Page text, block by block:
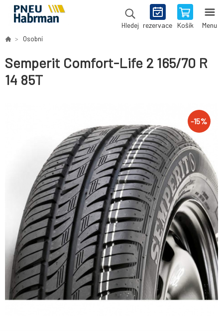
Hledej rezervace Košík Menu
Osobní
Semperit Comfort-Life 2 165/70 R
14 85T
-15%